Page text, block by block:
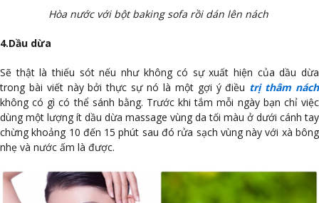
Hòa nước với bột baking sofa rồi dán lên nách
4.Dầu dừa
Sẽ thật là thiếu sót nếu như không có sự xuất hiện của dầu dừa
trong bài viết này bởi thực sự nó là một gợi ý điều trị thâm nách
không có gì có thể sánh bằng. Trước khi tắm mỗi ngày bạn chỉ việc
dùng một lượng ít dầu dừa massage vùng da tối màu ở dưới cánh tay
chừng khoảng 10 đến 15 phút sau đó rửa sạch vùng này với xà bông
nhẹ và nước ấm là được.